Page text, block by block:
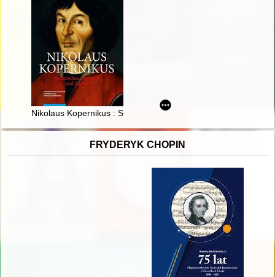
Nikolaus Kopernikus : Sozialmilieu, Herkunft und Jugend
FRYDERYK CHOPIN